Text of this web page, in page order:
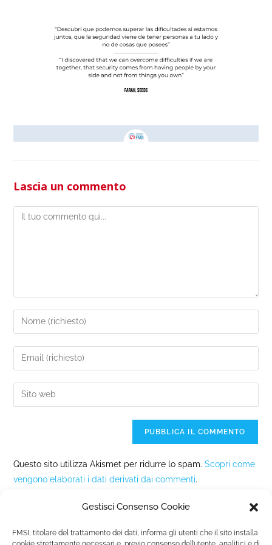
Gestisci Consenso Cookie
FMSI, titolare del trattamento dei dati, informa gli utenti che il sito installa
Lascia un commento
Questo sito utilizza Akismet per ridurre lo spam.Scopri come
vengono elaborati i dati derivati dai commenti.